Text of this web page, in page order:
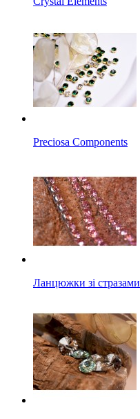
Preciosa Components
Ланцюжки зі стразами